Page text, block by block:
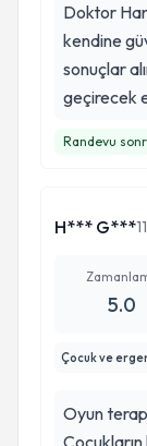
Doktor
kendine
sonuçlar
geçirecek
Randevu
H*** G***
5.0
Çocuk ve
Oyun